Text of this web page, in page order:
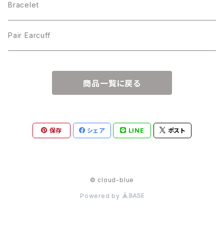
Bracelet
Pair Earcuff
商品一覧に戻る
保存 シェア LINE ポスト
© cloud-blue
Powered by